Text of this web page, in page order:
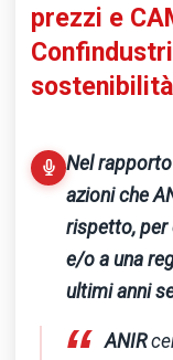
prezzi e
sostenibilità
Nel
azioni che
rispetto, per
e/o a una
ultimi anni
ANIR